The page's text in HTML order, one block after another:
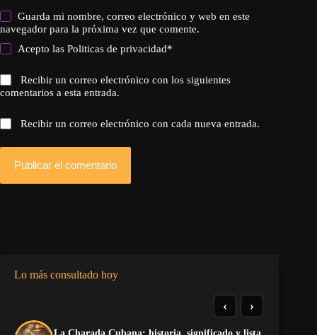
Guarda mi nombre, correo electrónico y web en este
navegador para la próxima vez que comente.
Acepto lasPoliticas de privacidad*
Recibir un correo electrónico con los siguientes
comentarios a esta entrada.
Recibir un correo electrónico con cada nueva entrada.
Publicar el comentario
Lo más consultado hoy
‹ ›